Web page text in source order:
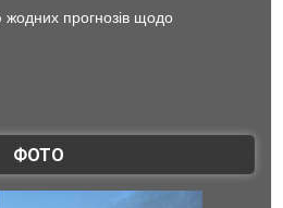
прогнозів щодо
ФОТО